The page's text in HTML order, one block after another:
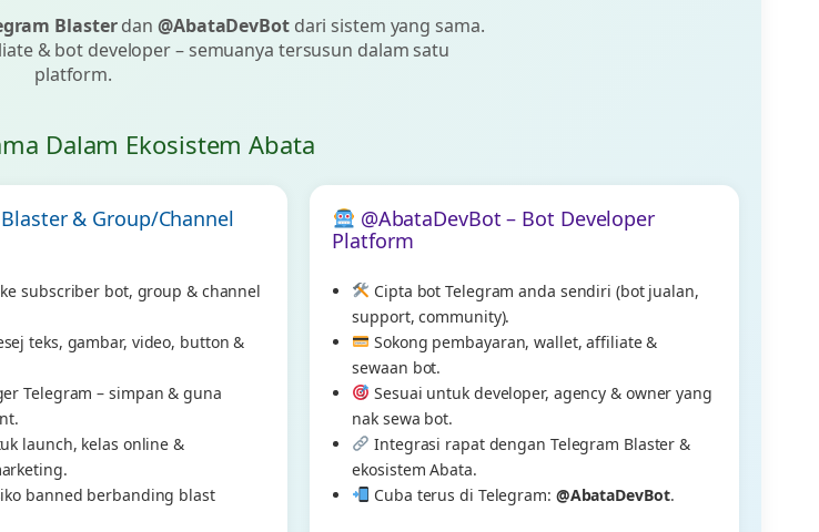
Blasterdan @AbataDevBotdari sistem yang sama.
& bot developer – semuanya tersusun dalam satu
platform.
Dalam Ekosistem Abata
& Group/Channel
subscriber bot, group & channel
teks, gambar, video, button &
Telegram – simpan & guna
launch, kelas online &
banned berbanding blast
@AbataDevBot – Bot Developer
Platform
Cipta bot Telegram anda sendiri (bot jualan,
support, community).
Sokong pembayaran, wallet, affiliate &
sewaan bot.
Sesuai untuk developer, agency & owner yang
nak sewa bot.
Integrasi rapat dengan Telegram Blaster &
ekosistem Abata.
Cuba terus di Telegram: @AbataDevBot.